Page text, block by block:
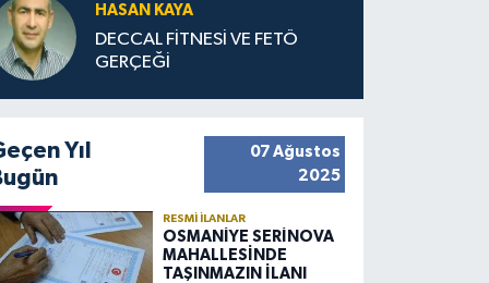
HASAN KAYA
DECCAL FİTNESİ VE FETÖ
GERÇEĞİ
Yıl
07 Ağustos
2025
RESMI İLANLAR
OSMANİYE SERİNOVA
MAHALLESİNDE
TAŞINMAZIN İLANI